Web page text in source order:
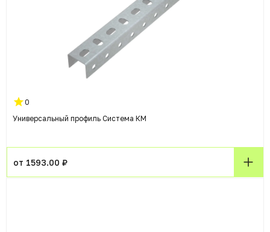
0
Универсальный профиль Система КМ
от 1593.00 ₽